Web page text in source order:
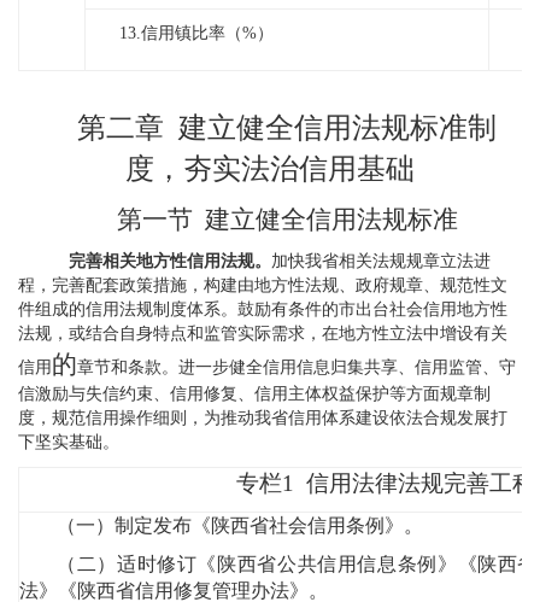
13.信用镇比率（%）
第二章 建立健全信用法规标准制
度，夯实法治信用基础
第一节 建立健全信用法规标准
完善相关地方性信用法规。 加快我省相关法规规章立法进
程，完善配套政策措施，构建由地方性法规、政府规章、规范性文
件组成的信用法规制度体系。鼓励有条件的市出台社会信用地方性
法规，或结合自身特点和监管实际需求，在地方性立法中增设有关
信用 的章节和条款。进一步健全信用信息归集共享、信用监管、守
信激励与失信约束、信用修复、信用主体权益保护等方面规章制
度，规范信用操作细则，为推动我省信用体系建设依法合规发展打
下坚实基础。
专栏1 信用法律法规完善工程
（一）制定发布《陕西省社会信用条例》。
（二）适时修订《陕西省公共信用信息条例》《陕西
法》《陕西省信用修复管理办法》。